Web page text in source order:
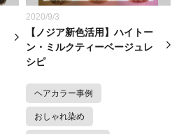
2020/9/3
【ノジア新色活用】ハイトー
ン・ミルクティーベージュレ
シピ
ヘアカラー事例
おしゃれ染め